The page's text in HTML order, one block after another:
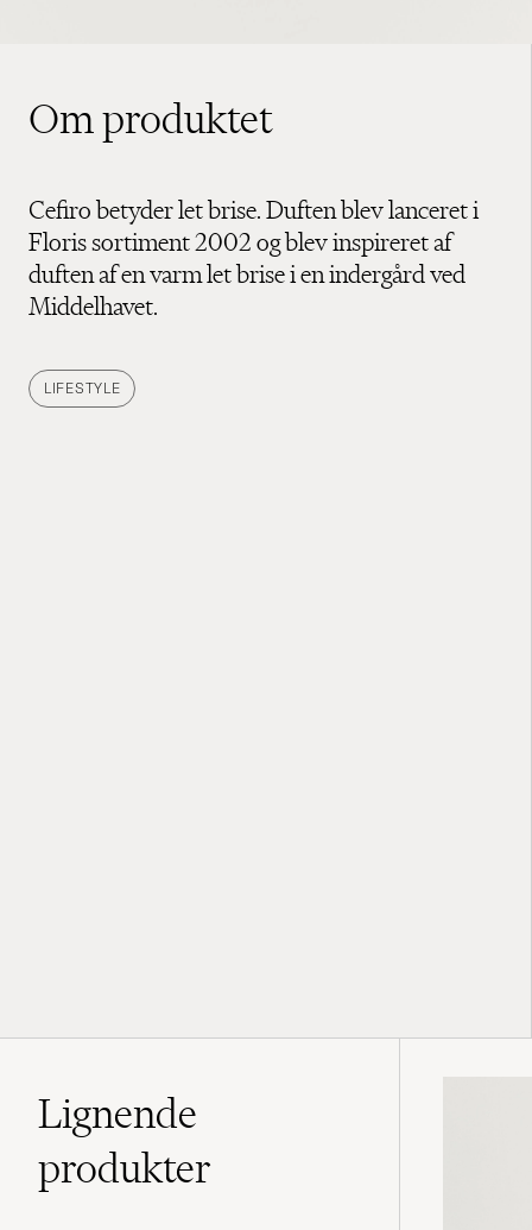
Om produktet
Cefiro betyder let brise. Duften blev lanceret i
Floris sortiment 2002 og blev inspireret af
duften af en varm let brise i en indergård ved
Middelhavet.
LIFESTYLE
Lignende
produkter